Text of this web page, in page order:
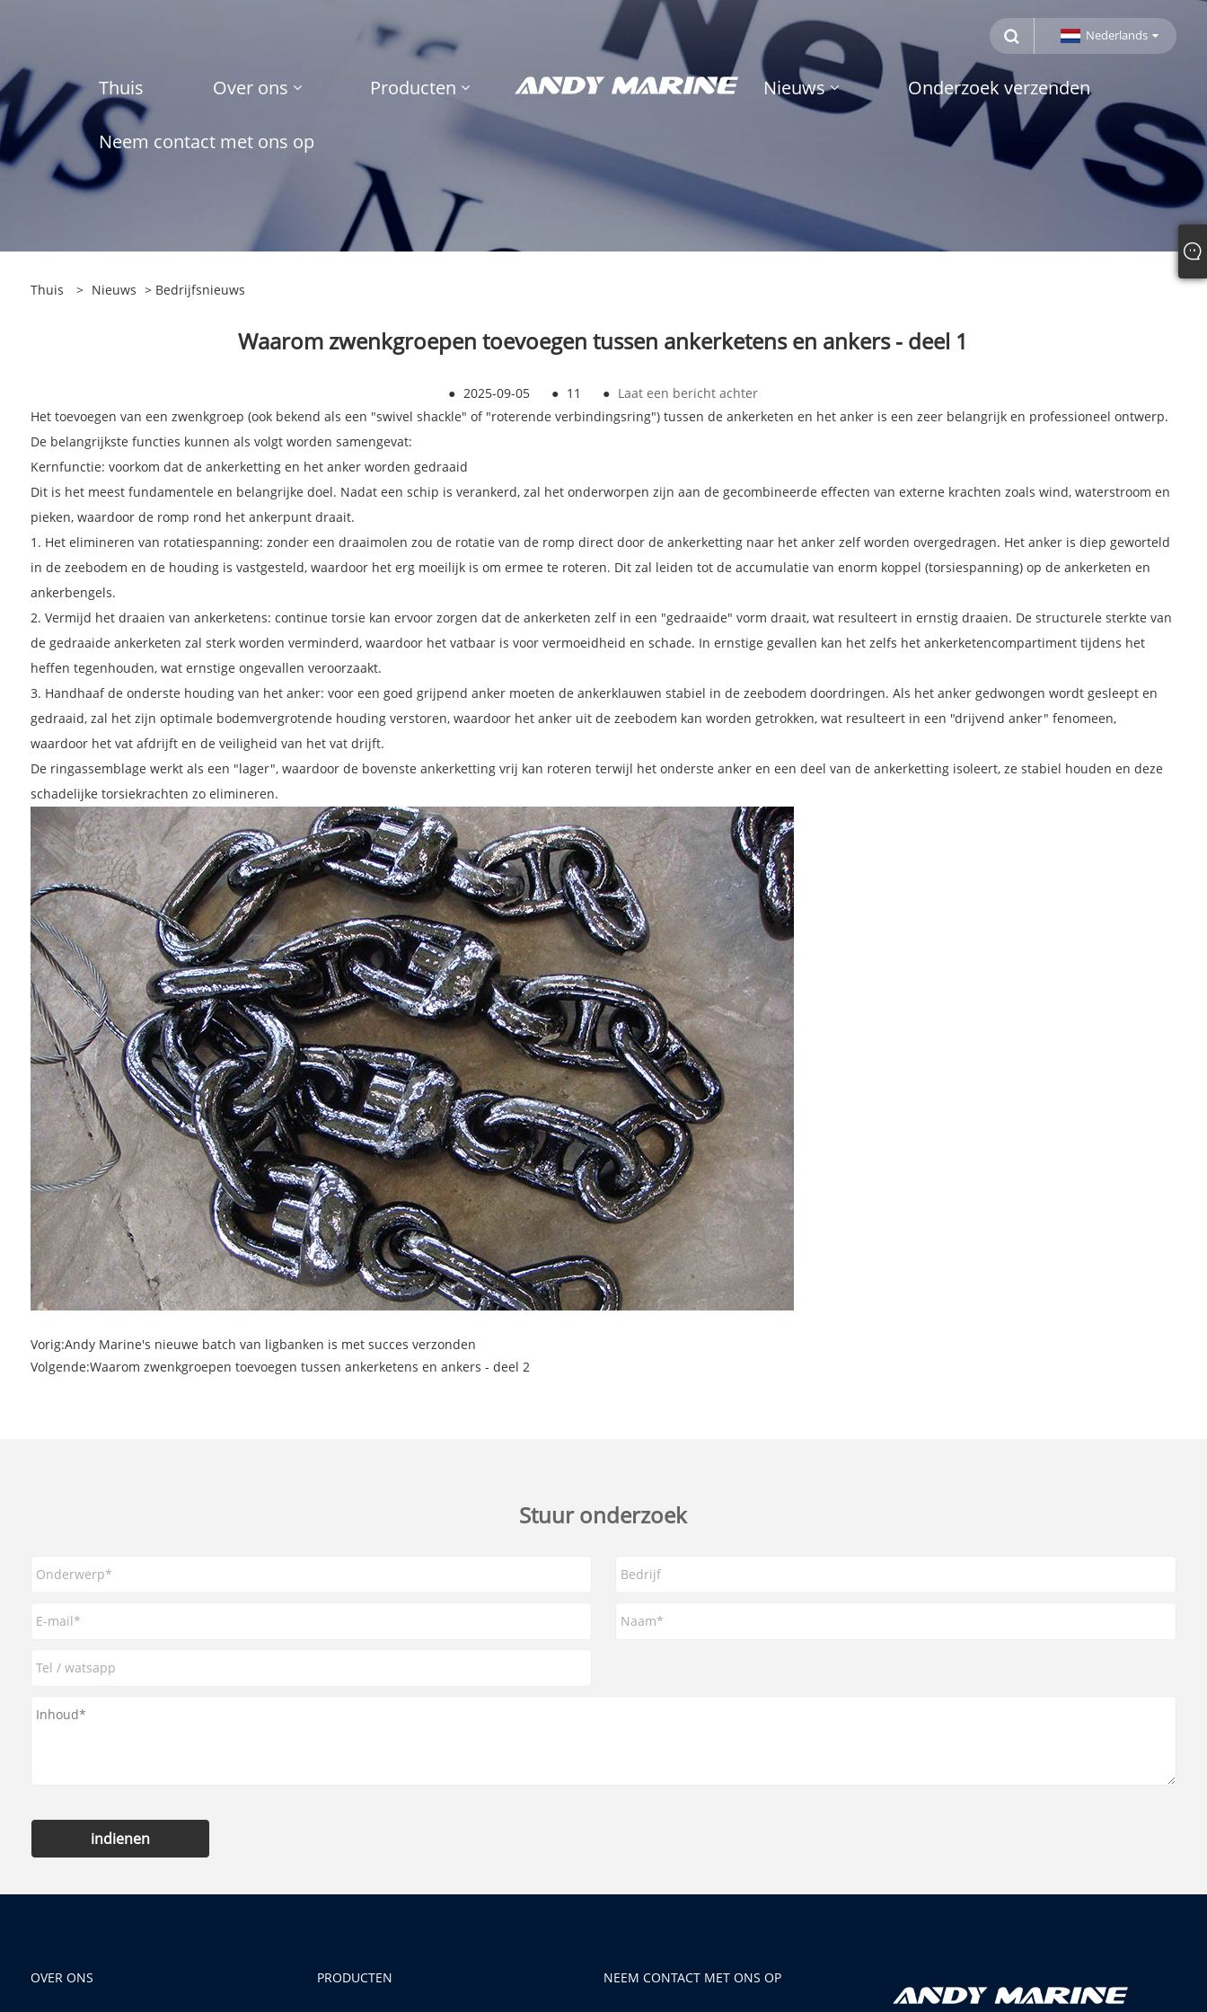
Nederlands
Thuis Over ons Producten Nieuws Onderzoek verzenden
Neem contact met ons op
Thuis > Nieuws > Bedrijfsnieuws
Waarom zwenkgroepen toevoegen tussen ankerketens en ankers - deel 1
● 2025-09-05 ● 11 ● Laat een bericht achter
Het toevoegen van een zwenkgroep (ook bekend als een "swivel shackle" of "roterende verbindingsring") tussen de ankerketen en het anker is een zeer belangrijk en professioneel ontwerp.
De belangrijkste functies kunnen als volgt worden samengevat:
Kernfunctie: voorkom dat de ankerketting en het anker worden gedraaid
Dit is het meest fundamentele en belangrijke doel. Nadat een schip is verankerd, zal het onderworpen zijn aan de gecombineerde effecten van externe krachten zoals wind, waterstroom en
pieken, waardoor de romp rond het ankerpunt draait.
1. Het elimineren van rotatiespanning: zonder een draaimolen zou de rotatie van de romp direct door de ankerketting naar het anker zelf worden overgedragen. Het anker is diep geworteld
in de zeebodem en de houding is vastgesteld, waardoor het erg moeilijk is om ermee te roteren. Dit zal leiden tot de accumulatie van enorm koppel (torsiespanning) op de ankerketen en
ankerbengels.
2. Vermijd het draaien van ankerketens: continue torsie kan ervoor zorgen dat de ankerketen zelf in een "gedraaide" vorm draait, wat resulteert in ernstig draaien. De structurele sterkte van
de gedraaide ankerketen zal sterk worden verminderd, waardoor het vatbaar is voor vermoeidheid en schade. In ernstige gevallen kan het zelfs het ankerketencompartiment tijdens het
heffen tegenhouden, wat ernstige ongevallen veroorzaakt.
3. Handhaaf de onderste houding van het anker: voor een goed grijpend anker moeten de ankerklauwen stabiel in de zeebodem doordringen. Als het anker gedwongen wordt gesleept en
gedraaid, zal het zijn optimale bodemvergrotende houding verstoren, waardoor het anker uit de zeebodem kan worden getrokken, wat resulteert in een "drijvend anker" fenomeen,
waardoor het vat afdrijft en de veiligheid van het vat drijft.
De ringassemblage werkt als een "lager", waardoor de bovenste ankerketting vrij kan roteren terwijl het onderste anker en een deel van de ankerketting isoleert, ze stabiel houden en deze
schadelijke torsiekrachten zo elimineren.
Vorig:Andy Marine's nieuwe batch van ligbanken is met succes verzonden
Volgende:Waarom zwenkgroepen toevoegen tussen ankerketens en ankers - deel 2
Stuur onderzoek
indienen
OVER ONS PRODUCTEN NEEM CONTACT MET ONS OP